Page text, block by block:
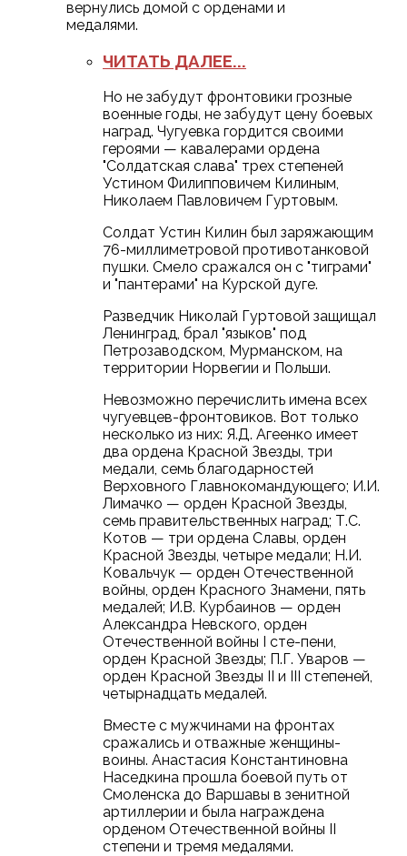
вернулись домой с орденами и
медалями.
ЧИТАТЬ ДАЛЕЕ...
Но не забудут фронтовики грозные
военные годы, не забудут цену боевых
наград. Чугуевка гордится своими
героями — кавалерами ордена
"Солдатская слава" трех степеней
Устином Филипповичем Килиным,
Николаем Павловичем Гуртовым.
Солдат Устин Килин был заряжающим
76-миллиметровой противотанковой
пушки. Смело сражался он с "тиграми"
и "пантерами" на Курской дуге.
Разведчик Николай Гуртовой защищал
Ленинград, брал "языков" под
Петрозаводском, Мурманском, на
территории Норвегии и Польши.
Невозможно перечислить имена всех
чугуевцев-фронтовиков. Вот только
несколько из них: Я.Д. Агеенко имеет
два ордена Красной Звезды, три
медали, семь благодарностей
Верховного Главнокомандующего; И.И.
Лимачко — орден Красной Звезды,
семь правительственных наград; Т.С.
Котов — три ордена Славы, орден
Красной Звезды, четыре медали; Н.И.
Ковальчук — орден Отечественной
войны, орден Красного Знамени, пять
медалей; И.В. Курбаинов — орден
Александра Невского, орден
Отечественной войны I сте-пени,
орден Красной Звезды; П.Г. Уваров —
орден Красной Звезды II и III степеней,
четырнадцать медалей.
Вместе с мужчинами на фронтах
сражались и отважные женщины-
воины. Анастасия Константиновна
Наседкина прошла боевой путь от
Смоленска до Варшавы в зенитной
артиллерии и была награждена
орденом Отечественной войны II
степени и тремя медалями.